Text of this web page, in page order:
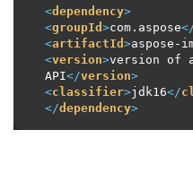
<dependency>
<groupId >com.aspose
<artifactId >aspose-
<version>version of
API</version>
<classifier>jdk16</
</dependency>